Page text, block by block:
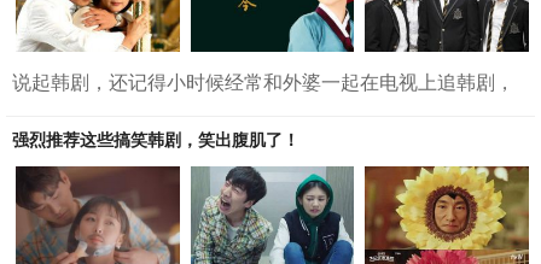
3.《伟大的诱惑者》4.《加油吧威基基》第二季5.《我的邻居
是EXO》6.《名不虚传》7.《嫉妒的化身》8.《王家一...
说起韩剧，还记得小时候经常和外婆一起在电视上追韩剧，
调听得津津有味！经典韩剧回忆杀来了，你准备好了吗？1.
《天国的阶梯》 2003小时候看《天国的阶梯》虽然记不清剧
情了，但是看一集哭一集还是记忆犹新，真的是好虐好好
哭。另外，小编现在翻看剧照才知道女神朴信惠也在这部剧
中！当年竟然没有注意到满满蛋白质的朴信惠女神，大概注
意力全被男主的颜值吸走了吧哈哈。在小编心中，这是...
强烈推荐这些搞笑韩剧，笑出腹肌了！